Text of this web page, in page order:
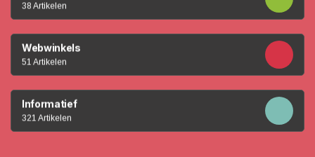
38 Artikelen
Webwinkels
51 Artikelen
Informatief
321 Artikelen